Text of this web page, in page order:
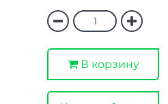
В корзину